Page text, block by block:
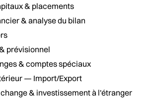
& placements
& analyse du bilan
prévisionnel
& comptes spéciaux
— Import/Export
& investissement à l'étranger